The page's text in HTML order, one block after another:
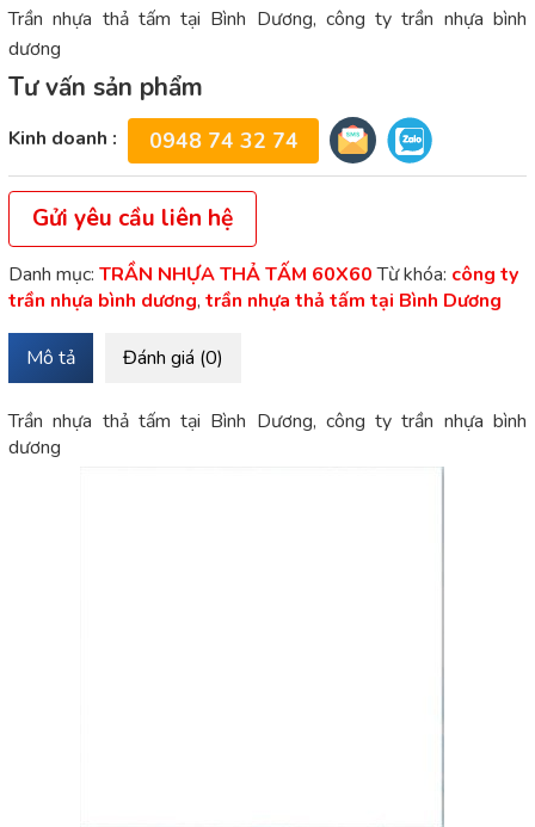
Trần nhựa thả tấm tại Bình Dương, công ty trần nhựa bình
dương
Tư vấn sản phẩm
Kinh doanh : 0948 74 32 74
Gửi yêu cầu liên hệ
Danh mục: TRẦN NHỰA THẢ TẤM 60X60 Từ khóa: công ty
trần nhựa bình dương, trần nhựa thả tấm tại Bình Dương
Mô tả Đánh giá (0)
Trần nhựa thả tấm tại Bình Dương, công ty trần nhựa bình
dương